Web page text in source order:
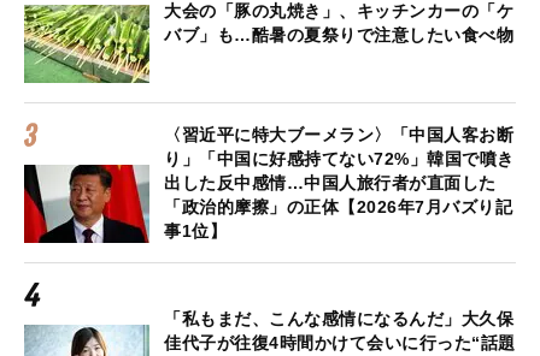
大会の「豚の丸焼き」、キッチンカーの「ケ
バブ」も…酷暑の夏祭りで注意したい食べ物
〈習近平に特大ブーメラン〉「中国人客お断
り」「中国に好感持てない72%」韓国で噴き
出した反中感情…中国人旅行者が直面した
「政治的摩擦」の正体【2026年7月バズり記
事1位】
「私もまだ、こんな感情になるんだ」大久保
佳代子が往復4時間かけて会いに行った“話題